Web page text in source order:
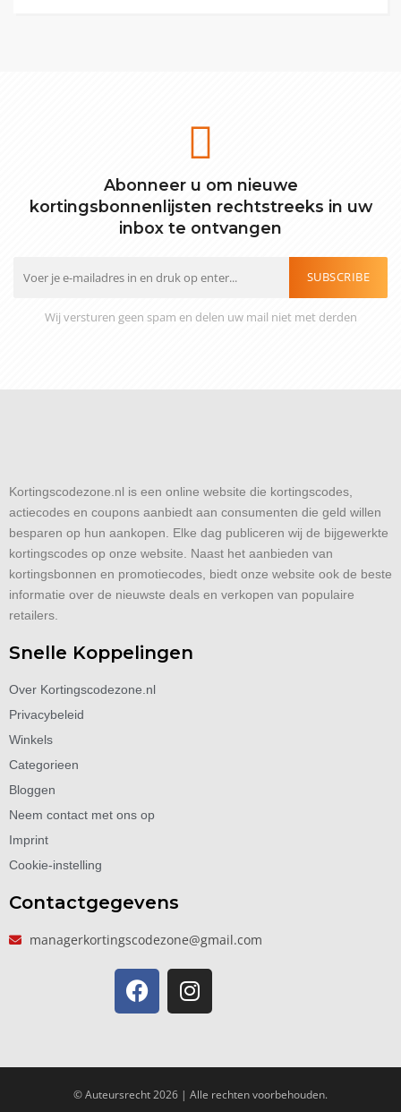
Abonneer u om nieuwe
kortingsbonnenlijsten rechtstreeks in uw
inbox te ontvangen
SUBSCRIBE
Wij versturen geen spam en delen uw mail niet met derden
Kortingscodezone.nl is een online website die kortingscodes,
actiecodes en coupons aanbiedt aan consumenten die geld willen
besparen op hun aankopen. Elke dag publiceren wij de bijgewerkte
kortingscodes op onze website. Naast het aanbieden van
kortingsbonnen en promotiecodes, biedt onze website ook de beste
informatie over de nieuwste deals en verkopen van populaire
retailers.
Snelle Koppelingen
Over Kortingscodezone.nl
Privacybeleid
Winkels
Categorieen
Bloggen
Neem contact met ons op
Imprint
Cookie-instelling
Contactgegevens
managerkortingscodezone@gmail.com
© Auteursrecht 2026 | Alle rechten voorbehouden.